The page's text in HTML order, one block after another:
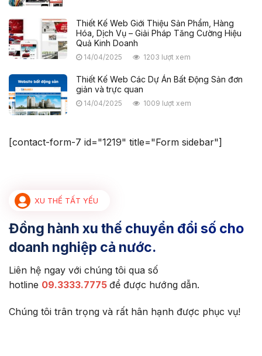
Thiết Kế Web Giới Thiệu Sản Phẩm, Hàng
Hóa, Dịch Vụ – Giải Pháp Tăng Cường Hiệu
Quả Kinh Doanh
14/04/2025 1203 lượt xem
Thiết Kế Web Các Dự Án Bất Động Sản đơn
giản và trực quan
14/04/2025 1009 lượt xem
[contact-form-7 id="1219" title="Form sidebar"]
XU THẾ TẤT YẾU
Đồng hành xu thế chuyển đổi số cho
doanh nghiệp cả nước.
Liên hệ ngay với chúng tôi qua số
hotline 09.3333.7775 để được hướng dẫn.
Chúng tôi trân trọng và rất hân hạnh được phục vụ!